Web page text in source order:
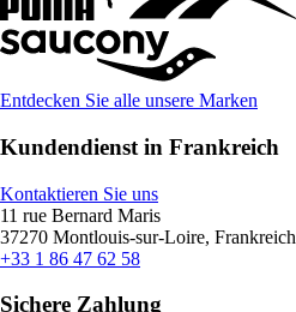
Entdecken Sie alle unsere Marken
Kundendienst in Frankreich
Kontaktieren Sie uns
11 rue Bernard Maris
37270 Montlouis-sur-Loire, Frankreich
+33 1 86 47 62 58
Sichere Zahlung